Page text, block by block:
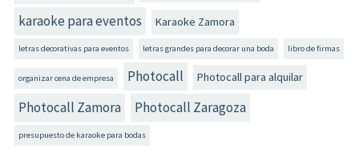
karaoke para eventos Karaoke Zamora
letras decorativas para eventos letras grandes para decorar una boda libro de firmas
organizar cena de empresa Photocall Photocall para alquilar
Photocall Zamora Photocall Zaragoza
presupuesto de karaoke para bodas